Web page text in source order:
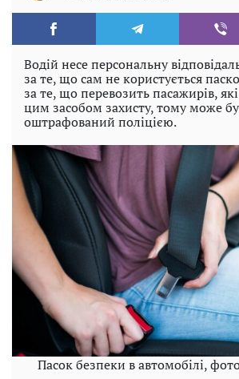
Водій несе персональну
за те, що сам не користується
за те, що перевозить пасажирів,
цим засобом захисту, тому може
оштрафований поліцією.
Пасок безпеки в автомобілі,